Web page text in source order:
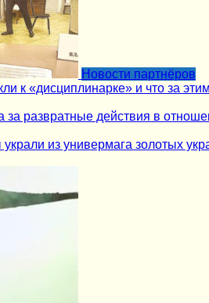
Новости партнёров
к «дисциплинарке» и что за
развратные действия в
из универмага золотых